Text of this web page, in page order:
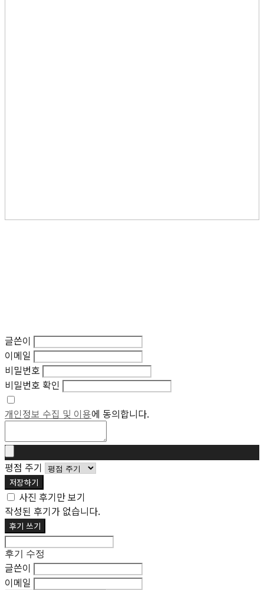
글쓴이
이메일
비밀번호
비밀번호 확인
개인정보 수집 및 이용에 동의합니다.
평점 주기
저장하기
사진 후기만 보기
작성된 후기가 없습니다.
후기 쓰기
후기 수정
글쓴이
이메일